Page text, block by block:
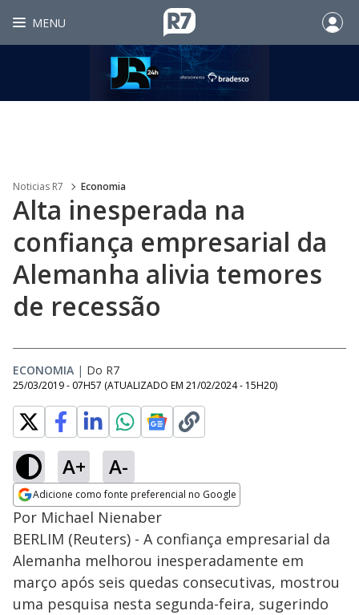
MENU
Noticias R7 Economia
Alta inesperada na
confiança empresarial da
Alemanha alivia temores
de recessão
ECONOMIA | Do R7
25/03/2019 - 07H57 (ATUALIZADO EM 21/02/2024 - 15H20)
A+ A-
Adicione como fonte preferencial no Google
Opens in new window
Por Michael Nienaber
BERLIM (Reuters) - A confiança empresarial da
Alemanha melhorou inesperadamente em
março após seis quedas consecutivas, mostrou
uma pesquisa nesta segunda-feira, sugerindo